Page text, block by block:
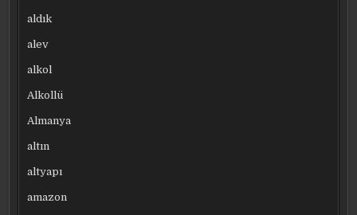
aldık
alev
alkol
Alkollü
Almanya
altın
altyapı
amazon